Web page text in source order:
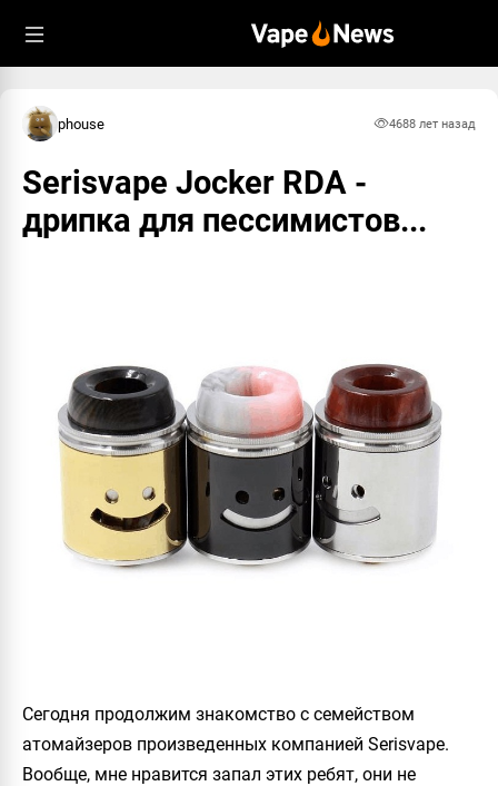
phouse 4688 лет назад
Serisvape Jocker RDA -
дрипка для пессимистов...
Сегодня продолжим знакомство с семейством
атомайзеров произведенных компанией Serisvape.
Вообще, мне нравится запал этих ребят, они не